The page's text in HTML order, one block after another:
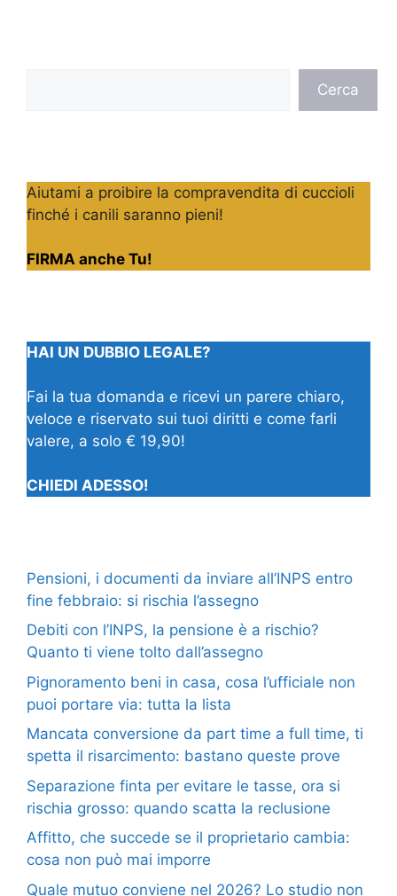
Cerca
Aiutami a proibire la compravendita di cuccioli
finché i canili saranno pieni!
FIRMA anche Tu!
HAI UN DUBBIO LEGALE?
Fai la tua domanda e ricevi un parere chiaro,
veloce e riservato sui tuoi diritti e come farli
valere, a solo € 19,90!
CHIEDI ADESSO!
Pensioni, i documenti da inviare all’INPS entro
fine febbraio: si rischia l’assegno
Debiti con l’INPS, la pensione è a rischio?
Quanto ti viene tolto dall’assegno
Pignoramento beni in casa, cosa l’ufficiale non
puoi portare via: tutta la lista
Mancata conversione da part time a full time, ti
spetta il risarcimento: bastano queste prove
Separazione finta per evitare le tasse, ora si
rischia grosso: quando scatta la reclusione
Affitto, che succede se il proprietario cambia:
cosa non può mai imporre
Quale mutuo conviene nel 2026? Lo studio non